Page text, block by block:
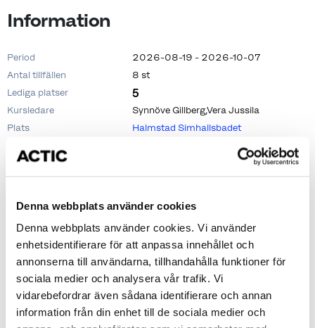
Denna webbplats använder cookies
Denna webbplats använder cookies. Vi använder
enhetsidentifierare för att anpassa innehållet och
annonserna till användarna, tillhandahålla funktioner för
sociala medier och analysera vår trafik. Vi
vidarebefordrar även sådana identifierare och annan
information från din enhet till de sociala medier och
Information
Period
2026-08-19 - 2026-10-07
Antal tillfällen
8 st
Lediga platser
5
Kursledare
Synnöve Gillberg,Vera Jussila
Plats
Halmstad Simhallsbadet
2026-08-19
18:00 - 18:30
2026-08-26
18:00 - 18:30
2026-09-02
18:00 - 18:30
2026-09-09
18:00 - 18:30
2026-09-16
18:00 - 18:30